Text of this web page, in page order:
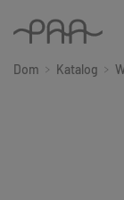
Dom Katalog